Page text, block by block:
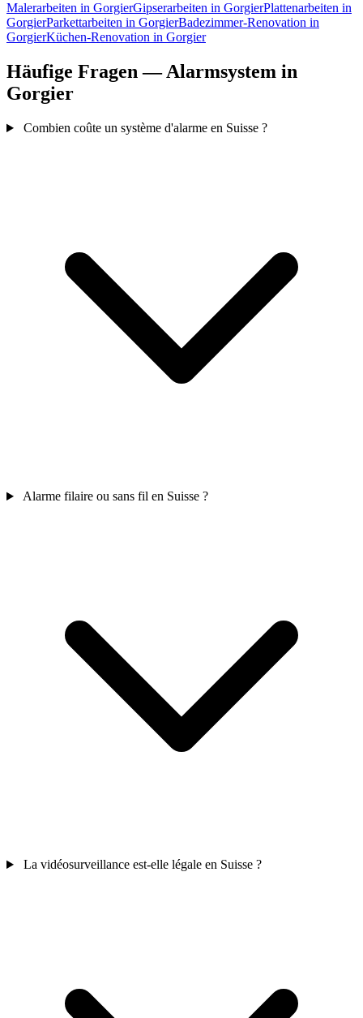
Malerarbeiten in GorgierGipserarbeiten in GorgierPlattenarbeiten in
GorgierParkettarbeiten in GorgierBadezimmer-Renovation in
GorgierKüchen-Renovation in Gorgier
Häufige Fragen — Alarmsystem in
Gorgier
Combien coûte un système d'alarme en Suisse ?
Alarme filaire ou sans fil en Suisse ?
La vidéosurveillance est-elle légale en Suisse ?